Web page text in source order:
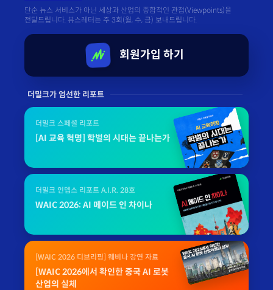
단순 뉴스 서비스가 아닌 세상과 산업의 종합적인 관점(Viewpoints)을
전달드립니다. 뷰스레터는 주 3회(월, 수, 금) 보내드립니다.
회원가입 하기
더밀크가 엄선한 리포트
더밀크 스페셜 리포트
[AI 교육 혁명] 학벌의 시대는 끝나는가
더밀크 인뎁스 리포트 A.I.R. 28호
WAIC 2026: AI 메이드 인 차이나
[WAIC 2026 디브리핑] 웨비나 강연 자료
[WAIC 2026에서 확인한 중국 AI 로봇
산업의 실체